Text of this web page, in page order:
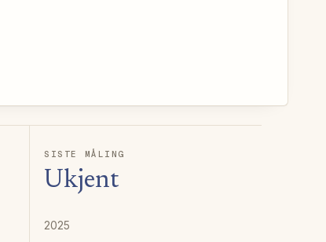
SISTE MÅLING
Ukjent
2025